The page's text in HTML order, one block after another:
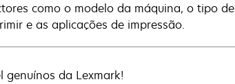
como o modelo da máquina, o tipo de
e as aplicações de impressão.
genuínos da Lexmark!